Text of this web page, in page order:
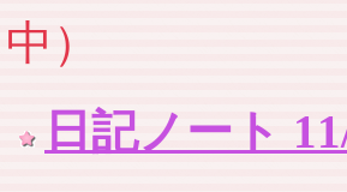
中）
日記ノート